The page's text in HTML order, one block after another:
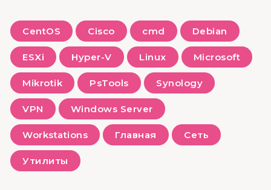
CentOS Cisco cmd Debian
ESXi Hyper-V Linux Microsoft
Mikrotik PsTools Synology
VPN Windows Server
Workstations Главная Сеть
Утилиты